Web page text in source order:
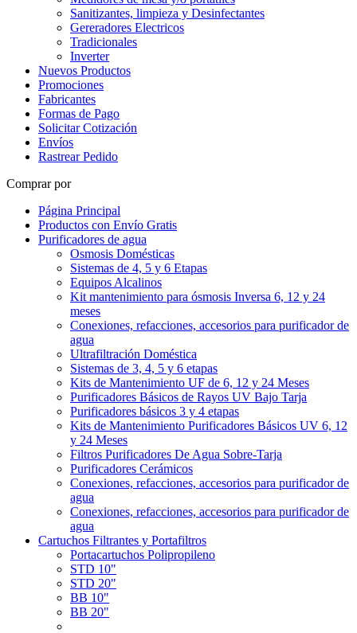
Sanitizantes, limpieza y Desinfectantes
Gereradores Electricos
Tradicionales
Inverter
Nuevos Productos
Promociones
Fabricantes
Formas de Pago
Solicitar Cotización
Envíos
Rastrear Pedido
Comprar por
Página Principal
Productos con Envío Gratis
Purificadores de agua
Osmosis Domésticas
Sistemas de 4, 5 y 6 Etapas
Equipos Alcalinos
Kit mantenimiento para ósmosis Inversa 6, 12 y 24
meses
Conexiones, refacciones, accesorios para purificador de
agua
Ultrafiltración Doméstica
Sistemas de 3, 4, 5 y 6 etapas
Kits de Mantenimiento UF de 6, 12 y 24 Meses
Purificadores Básicos de Rayos UV Bajo Tarja
Purificadores básicos 3 y 4 etapas
Kits de Mantenimiento Purificadores Básicos UV 6, 12
y 24 Meses
Filtros Purificadores De Agua Sobre-Tarja
Purificadores Cerámicos
Conexiones, refacciones, accesorios para purificador de
agua
Conexiones, refacciones, accesorios para purificador de
agua
Cartuchos Filtrantes y Portafiltros
Portacartuchos Polipropileno
STD 10"
STD 20"
BB 10"
BB 20"